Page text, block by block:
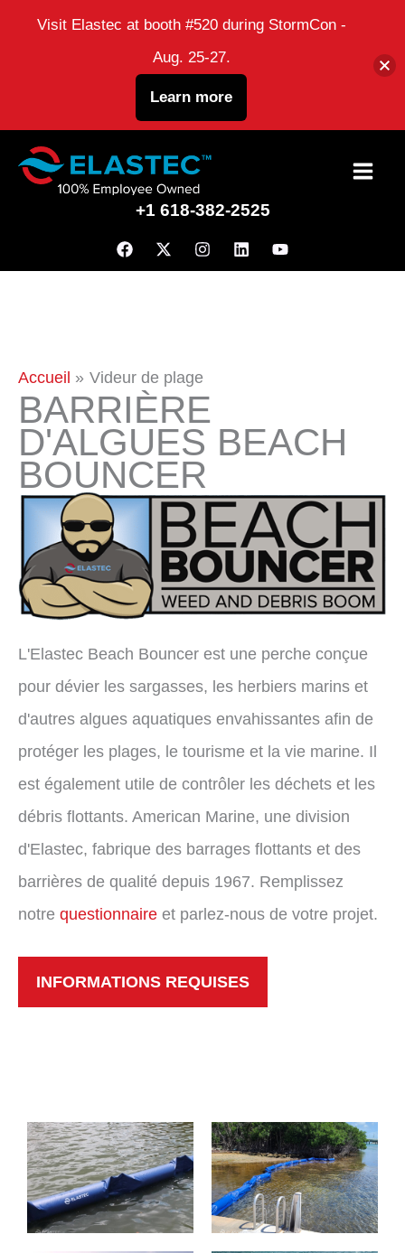
Passer
+1 618-382-2525
Accueil Videur de plage
BARRIÈRE
D'ALGUES BEACH
BOUNCER
L'Elastec Beach Bouncer est une perche conçue
pour dévier les sargasses, les herbiers marins et
d'autres algues aquatiques envahissantes afin de
protéger les plages, le tourisme et la vie marine. Il
est également utile de contrôler les déchets et les
débris flottants. American Marine, une division
d'Elastec, fabrique des barrages flottants et des
barrières de qualité depuis 1967. Remplissez
notre questionnaire et parlez-nous de votre projet.
INFORMATIONS REQUISES
Visit Elastec at booth #520 during StormCon -
Aug. 25-27.
Learn more